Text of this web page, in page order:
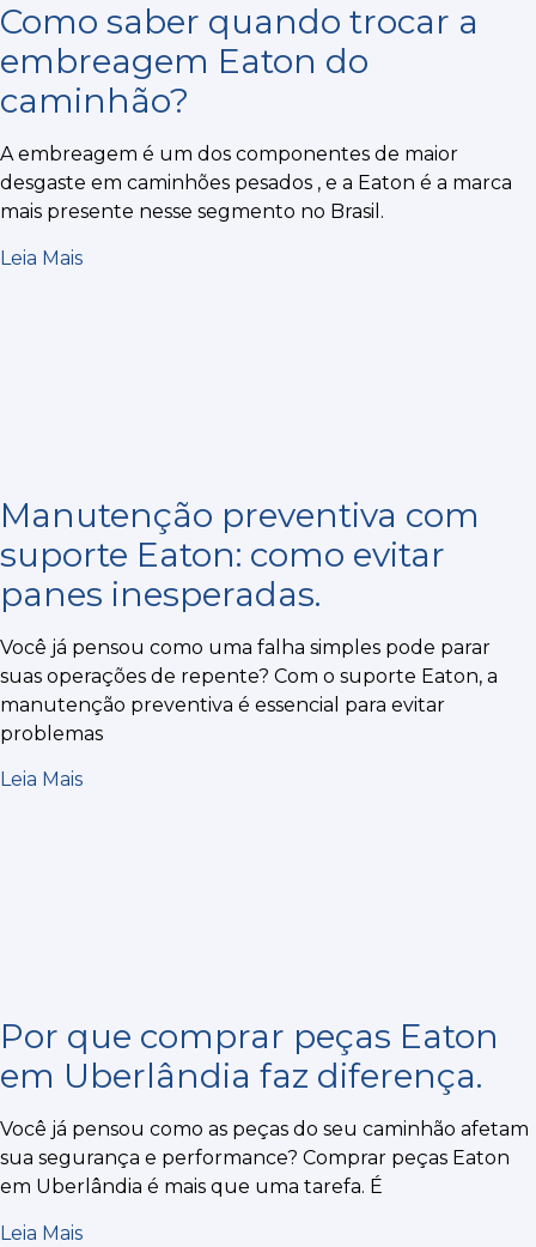
Como saber quando trocar a
embreagem Eaton do
caminhão?
A embreagem é um dos componentes de maior
desgaste em caminhões pesados , e a Eaton é a marca
mais presente nesse segmento no Brasil.
Leia Mais
Manutenção preventiva com
suporte Eaton: como evitar
panes inesperadas.
Você já pensou como uma falha simples pode parar
suas operações de repente? Com o suporte Eaton, a
manutenção preventiva é essencial para evitar
problemas
Leia Mais
Por que comprar peças Eaton
em Uberlândia faz diferença.
Você já pensou como as peças do seu caminhão afetam
sua segurança e performance? Comprar peças Eaton
em Uberlândia é mais que uma tarefa. É
Leia Mais